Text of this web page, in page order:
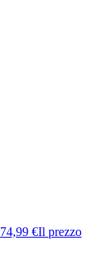
74,99 €Il prezzo